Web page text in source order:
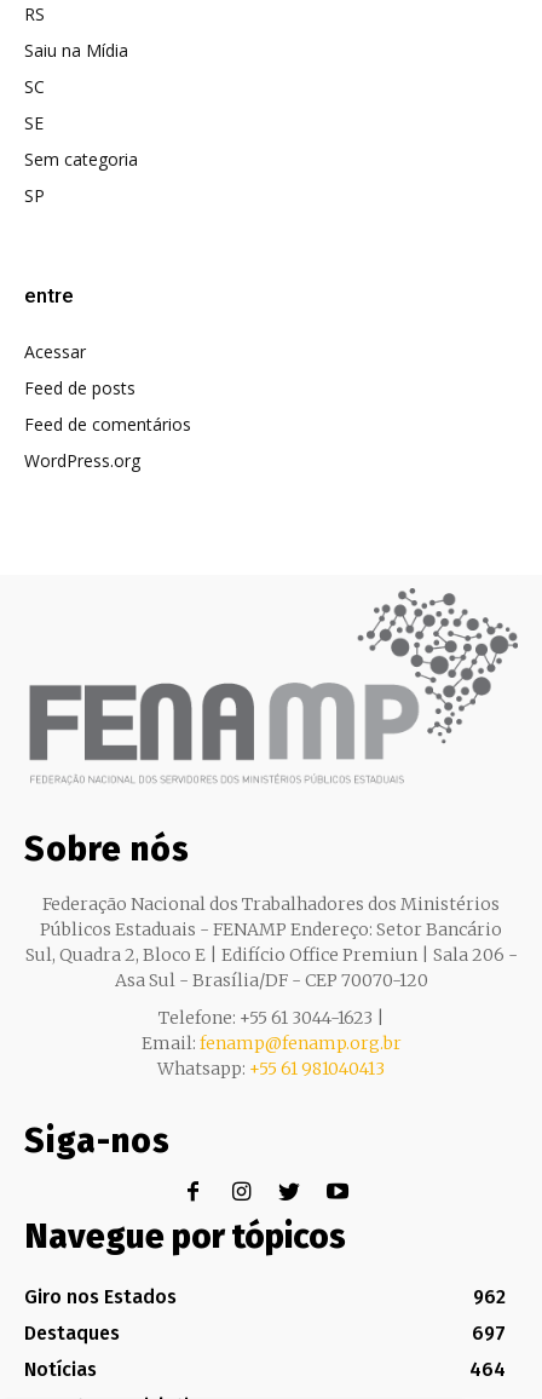
RS
Saiu na Mídia
SC
SE
Sem categoria
SP
entre
Acessar
Feed de posts
Feed de comentários
WordPress.org
Sobre nós
Federação Nacional dos Trabalhadores dos Ministérios
Públicos Estaduais - FENAMP Endereço: Setor Bancário
Sul, Quadra 2, Bloco E | Edifício Office Premiun | Sala 206 -
Asa Sul - Brasília/DF - CEP 70070-120
Telefone: +55 61 3044-1623 |
Email: fenamp@fenamp.org.br
Whatsapp: +55 61 981040413
Siga-nos
Navegue por tópicos
Giro nos Estados
962
Destaques
697
Notícias
464